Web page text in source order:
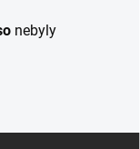
nebyly